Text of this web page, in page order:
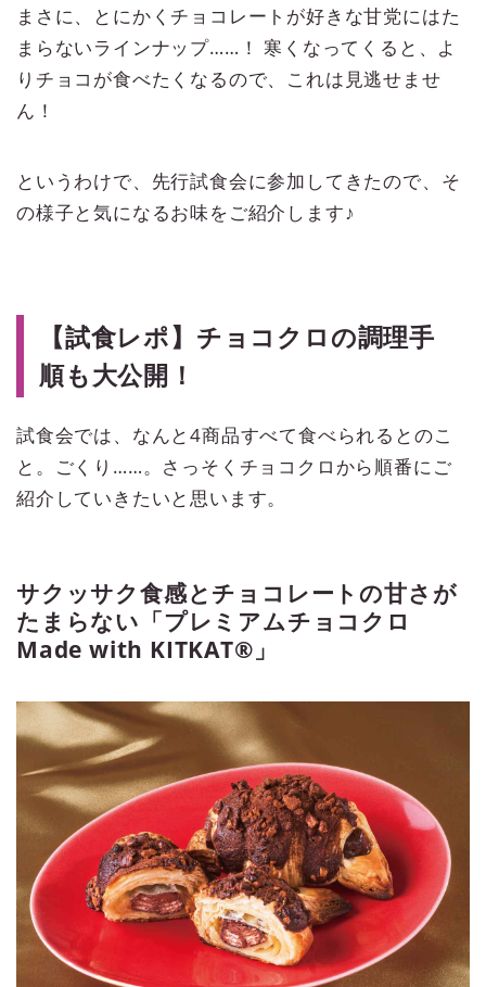
まさに、とにかくチョコレートが好きな甘党にはた
まらないラインナップ……！ 寒くなってくると、よ
りチョコが食べたくなるので、これは見逃せませ
ん！
というわけで、先行試食会に参加してきたので、そ
の様子と気になるお味をご紹介します♪
【試食レポ】チョコクロの調理手
順も大公開！
試食会では、なんと4商品すべて食べられるとのこ
と。ごくり……。さっそくチョコクロから順番にご
紹介していきたいと思います。
サクッサク食感とチョコレートの甘さが
たまらない「プレミアムチョコクロ
Made with KITKAT®」